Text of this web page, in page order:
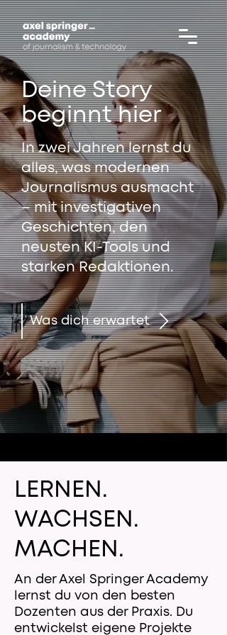
Deine Story
beginnt hier
In zwei Jahren lernst du
alles, was modernen
Journalismus ausmacht
– mit investigativen
Geschichten, den
neusten KI-Tools und
starken Redaktionen.
Was dich erwartet
LERNEN.
WACHSEN.
MACHEN.
An der Axel Springer Academy
lernst du von den besten
Dozenten aus der Praxis. Du
entwickelst eigene Projekte